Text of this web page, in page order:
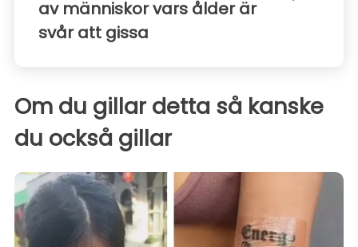
av människor vars ålder är
svår att gissa
Om du gillar detta så kanske
du också gillar